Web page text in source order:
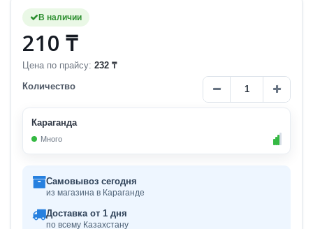
В наличии
210 ₸
Цена по прайсу: 232 ₸
Количество
Караганда
Много
Самовывоз сегодня
из магазина в Караганде
Доставка от 1 дня
по всему Казахстану